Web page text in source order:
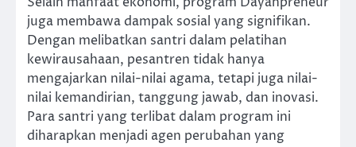
juga membawa dampak sosial yang signifikan.
Dengan melibatkan santri dalam pelatihan
kewirausahaan, pesantren tidak hanya
mengajarkan nilai-nilai agama, tetapi juga nilai-
nilai kemandirian, tanggung jawab, dan inovasi.
Para santri yang terlibat dalam program ini
diharapkan menjadi agen perubahan yang